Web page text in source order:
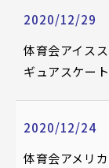
2020/12/29
体育会アイス
ギュアスケー
2020/12/24
体育会アメリ